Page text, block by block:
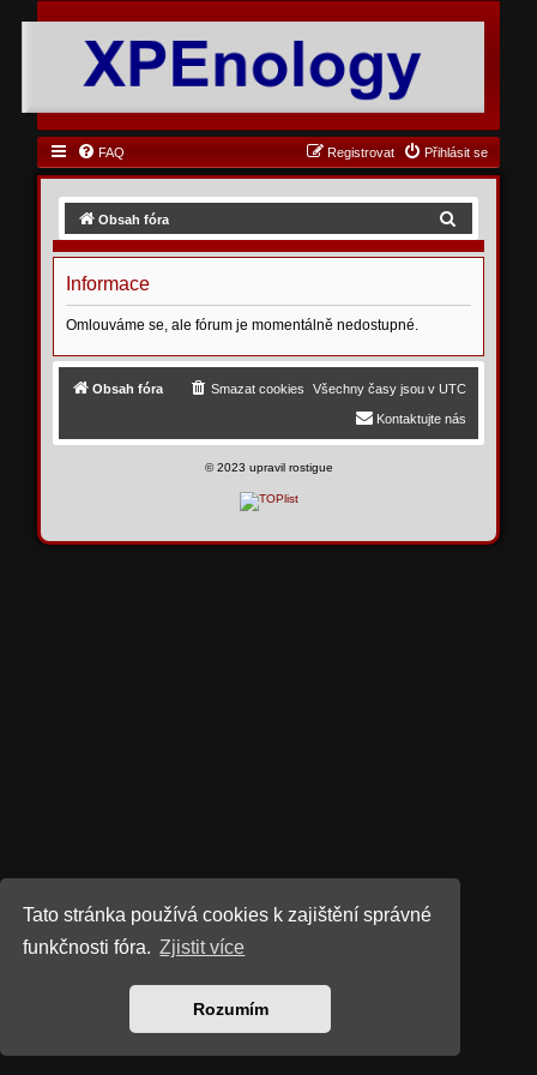
Tato stránka používá cookies k zajištění správné
funkčnosti fóra. Zjistit více
Rozumím
FAQ Přihlásit se
Registrovat
Obsah fóra
d
t
Informace
Omlouváme se, ale fórum je momentálně nedostupné.
Obsah fóra Všechny časy jsou v UTC
Smazat cookies
Kontaktujte nás
©2023 upravil rostigue